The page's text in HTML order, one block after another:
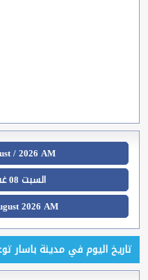
/ 2026 AM
السبت 08 غشت 2026 صباحاً
2026 AM
تاريخ اليوم في مدينة باسار